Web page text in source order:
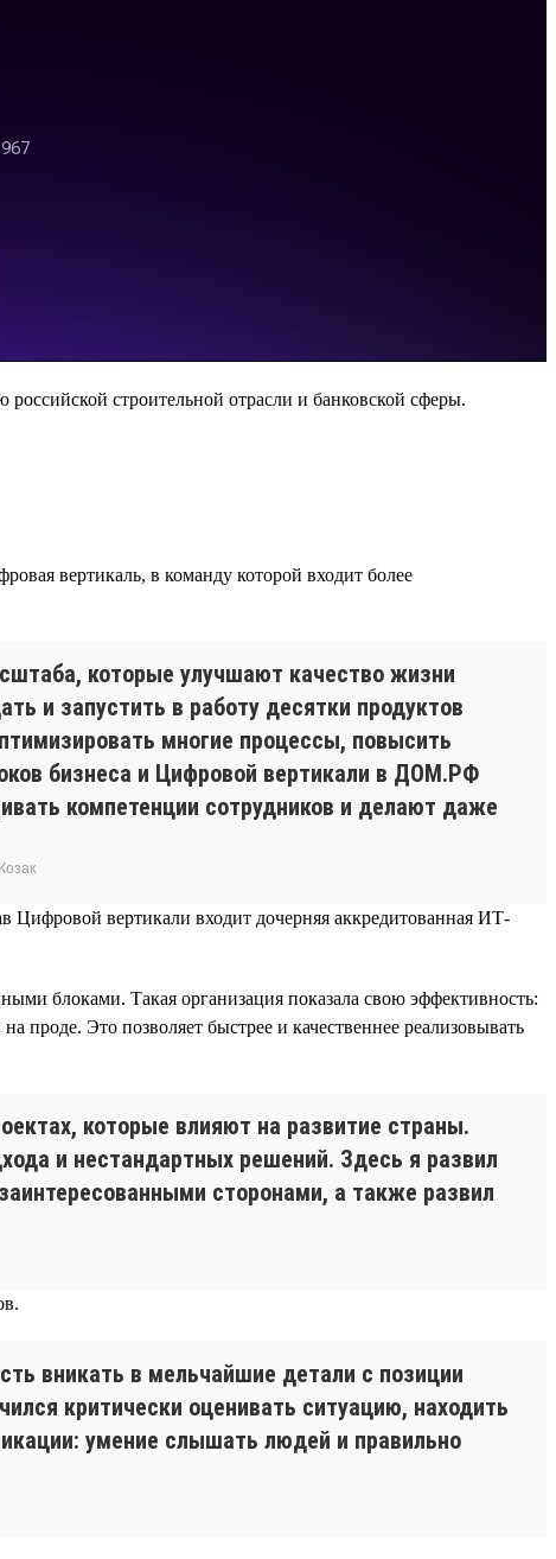
строительной отрасли и банковской сферы.
вертикаль, в команду которой входит более
которые улучшают качество жизни
и запустить в работу десятки продуктов
многие процессы, повысить
бизнеса и Цифровой вертикали в ДОМ.РФ
компетенции сотрудников и делают даже
вертикали входит дочерняя аккредитованная ИТ-
блоками. Такая организация показала свою эффективность:
проде. Это позволяет быстрее и качественнее реализовывать
которые влияют на развитие страны.
и нестандартных решений. Здесь я развил
сторонами, а также развил
вникать в мельчайшие детали с позиции
критически оценивать ситуацию, находить
умение слышать людей и правильно